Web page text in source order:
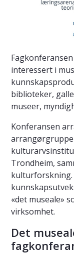
interessert i
biblioteker,
museer,
Konferansen
Trondheim,
kulturforskning.
«det museale»
virksomhet.
Det